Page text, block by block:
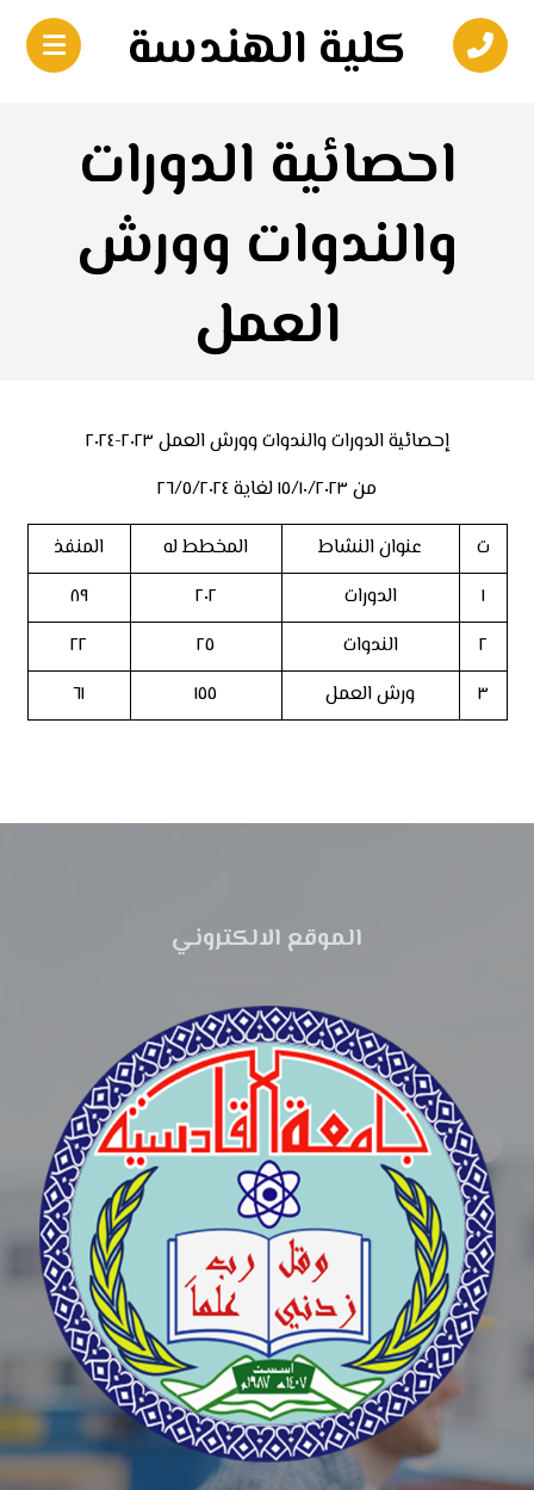
كلية الهندسة
احصائية الدورات
والندوات وورش
العمل
إحصائية الدورات والندوات وورش العمل ٢٠٢٣-٢٠٢٤
من ١٥/١٠/٢٠٢٣ لغاية ٢٦/٥/٢٠٢٤
ت
عنوان النشاط المخطط له
المنفذ
١
الدورات ٢٠٢
٨٩
٢
الندوات ٢٥
٢٢
٣
ورش العمل ١٥٥ ٦١
الموقع الالكتروني